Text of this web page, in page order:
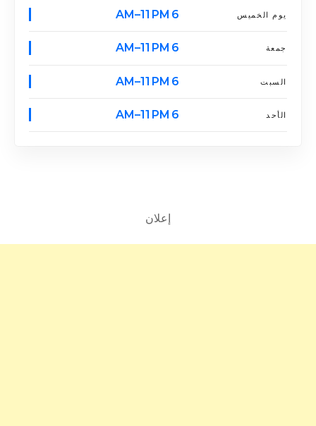
يوم الخميس 6 AM–11 PM
جمعة 6 AM–11 PM
السبت 6 AM–11 PM
الأحد 6 AM–11 PM
إعلان